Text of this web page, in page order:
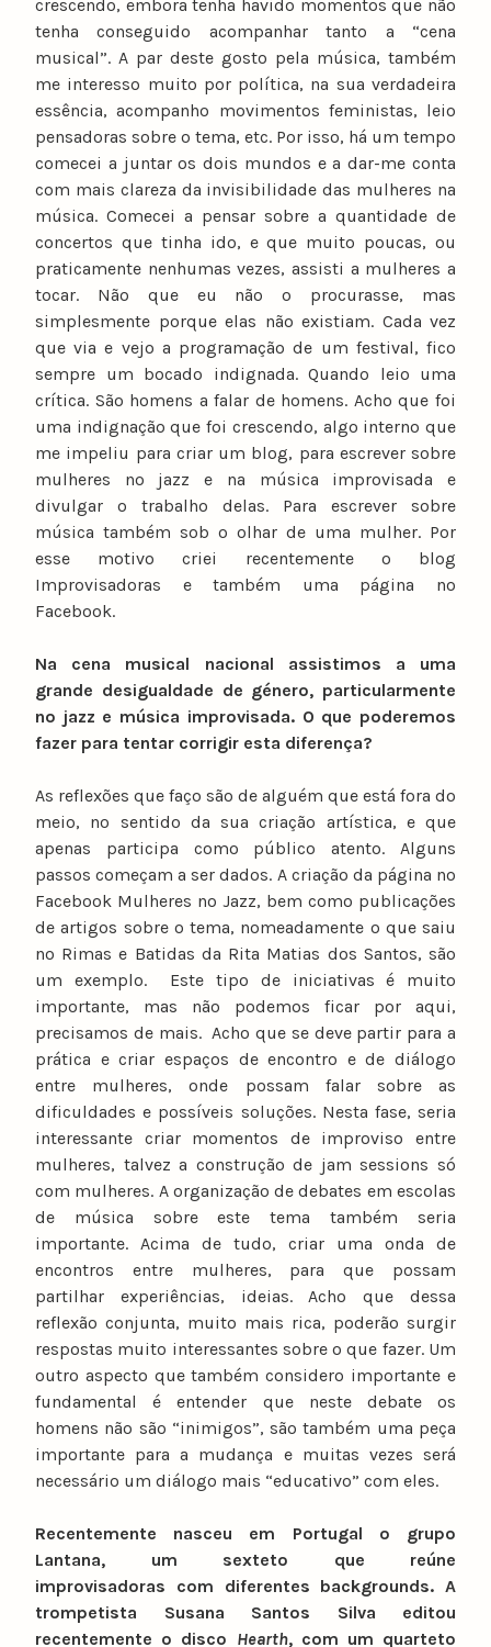
crescendo, embora tenha havido momentos que não
tenha conseguido acompanhar tanto a “cena
musical”. A par deste gosto pela música, também
me interesso muito por política, na sua verdadeira
essência, acompanho movimentos feministas, leio
pensadoras sobre o tema, etc. Por isso, há um tempo
comecei a juntar os dois mundos e a dar-me conta
com mais clareza da invisibilidade das mulheres na
música. Comecei a pensar sobre a quantidade de
concertos que tinha ido, e que muito poucas, ou
praticamente nenhumas vezes, assisti a mulheres a
tocar. Não que eu não o procurasse, mas
simplesmente porque elas não existiam. Cada vez
que via e vejo a programação de um festival, fico
sempre um bocado indignada. Quando leio uma
crítica. São homens a falar de homens. Acho que foi
uma indignação que foi crescendo, algo interno que
me impeliu para criar um blog, para escrever sobre
mulheres no jazz e na música improvisada e
divulgar o trabalho delas. Para escrever sobre
música também sob o olhar de uma mulher. Por
esse motivo criei recentemente o blog
Improvisadoras e também uma página no
Facebook.
Na cena musical nacional assistimos a uma
grande desigualdade de género, particularmente
no jazz e música improvisada. O que poderemos
fazer para tentar corrigir esta diferença?
As reflexões que faço são de alguém que está fora do
meio, no sentido da sua criação artística, e que
apenas participa como público atento. Alguns
passos começam a ser dados. A criação da página no
Facebook Mulheres no Jazz, bem como publicações
de artigos sobre o tema, nomeadamente o que saiu
no Rimas e Batidas da Rita Matias dos Santos, são
um exemplo. Este tipo de iniciativas é muito
importante, mas não podemos ficar por aqui,
precisamos de mais. Acho que se deve partir para a
prática e criar espaços de encontro e de diálogo
entre mulheres, onde possam falar sobre as
dificuldades e possíveis soluções. Nesta fase, seria
interessante criar momentos de improviso entre
mulheres, talvez a construção de jam sessions só
com mulheres. A organização de debates em escolas
de música sobre este tema também seria
importante. Acima de tudo, criar uma onda de
encontros entre mulheres, para que possam
partilhar experiências, ideias. Acho que dessa
reflexão conjunta, muito mais rica, poderão surgir
respostas muito interessantes sobre o que fazer. Um
outro aspecto que também considero importante e
fundamental é entender que neste debate os
homens não são “inimigos”, são também uma peça
importante para a mudança e muitas vezes será
necessário um diálogo mais “educativo” com eles.
Recentemente nasceu em Portugal o grupo
Lantana, um sexteto que reúne
improvisadoras com diferentes backgrounds. A
trompetista Susana Santos Silva editou
recentemente o disco Hearth, com um quarteto